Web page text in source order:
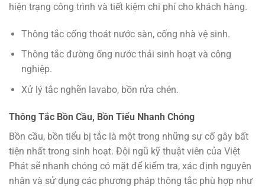
hiện trạng công trình và tiết kiệm chi phí cho khách hàng.
Thông tắc cống thoát nước sàn, cống nhà vệ sinh.
Thông tắc đường ống nước thải sinh hoạt và công
nghiệp.
Xử lý tắc nghẽn lavabo, bồn rửa chén.
Thông Tắc Bồn Cầu, Bồn Tiểu Nhanh Chóng
Bồn cầu, bồn tiểu bị tắc là một trong những sự cố gây bất
tiện nhất trong sinh hoạt. Đội ngũ kỹ thuật viên của Việt
Phát sẽ nhanh chóng có mặt để kiểm tra, xác định nguyên
nhân và sử dụng các phương pháp thông tắc phù hợp như